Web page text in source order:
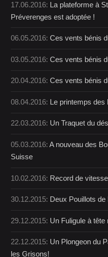
17.06.2016: La plateforme à
Préverenges est adoptée !
06.05.2016:Ces vents bénis
03.05.2016:Ces vents bénis
20.04.2016:Ces vents bénis
08.04.2016: Le printemps
22.03.2016: Un Traquet du
05.03.2016:A nouveau des
Suisse
10.02.2016: Record de
30.12.2015: Deux Pouillots
29.12.2015: Un Fuligule à
22.12.2015: Un Plongeon du
les Grisons!